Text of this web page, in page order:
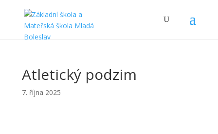
Atletický podzim
7. října 2025